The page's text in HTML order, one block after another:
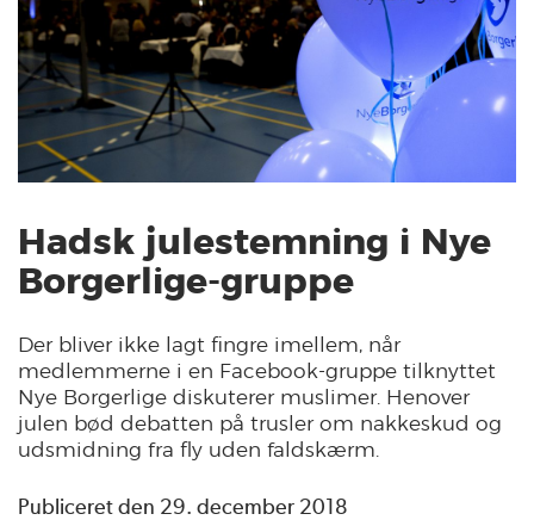
Hadsk julestemning i Nye
Borgerlige-gruppe
Der bliver ikke lagt fingre imellem, når
medlemmerne i en Facebook-gruppe tilknyttet
Nye Borgerlige diskuterer muslimer. Henover
julen bød debatten på trusler om nakkeskud og
udsmidning fra fly uden faldskærm.
Publiceret den 29. december 2018